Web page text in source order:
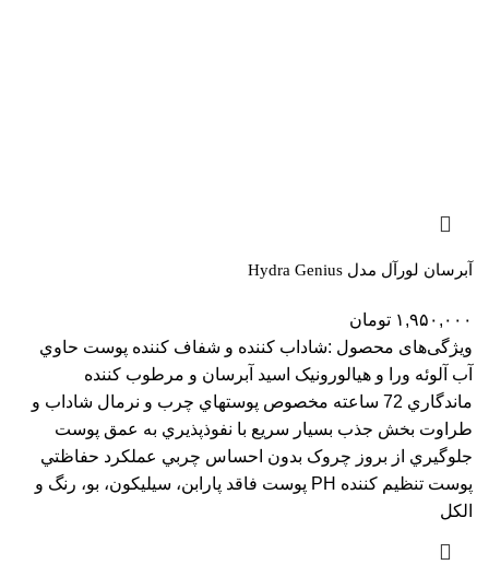
آبرسان لورآل مدل Hydra Genius
۱,۹۵۰,۰۰۰ تومان
ویژگی‌های محصول :شاداب کننده و شفاف کننده پوست حاوي
آب آلوئه ورا و هيالورونيک اسيد آبرسان و مرطوب کننده
ماندگاري 72 ساعته مخصوص پوستهاي چرب و نرمال شاداب و
طراوت بخش جذب بسيار سريع با نفوذپذيري به عمق پوست
جلوگيري از بروز چروک بدون احساس چربي عملکرد حفاظتي
پوست تنظيم کننده PH پوست فاقد پارابن، سيليکون، بو، رنگ و
الکل